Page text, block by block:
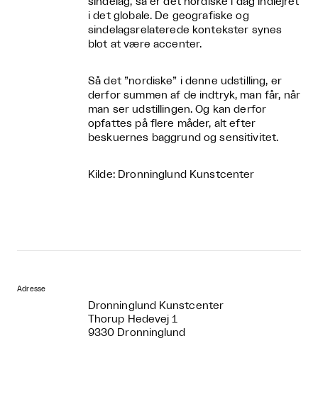
i det globale. De geografiske og
sindelagsrelaterede kontekster synes
blot at være accenter.
Så det ”nordiske” i denne udstilling, er
derfor summen af de indtryk, man får, når
man ser udstillingen. Og kan derfor
opfattes på flere måder, alt efter
beskuernes baggrund og sensitivitet.
Kilde: Dronninglund Kunstcenter
Adresse
Dronninglund Kunstcenter
Thorup Hedevej 1
9330 Dronninglund